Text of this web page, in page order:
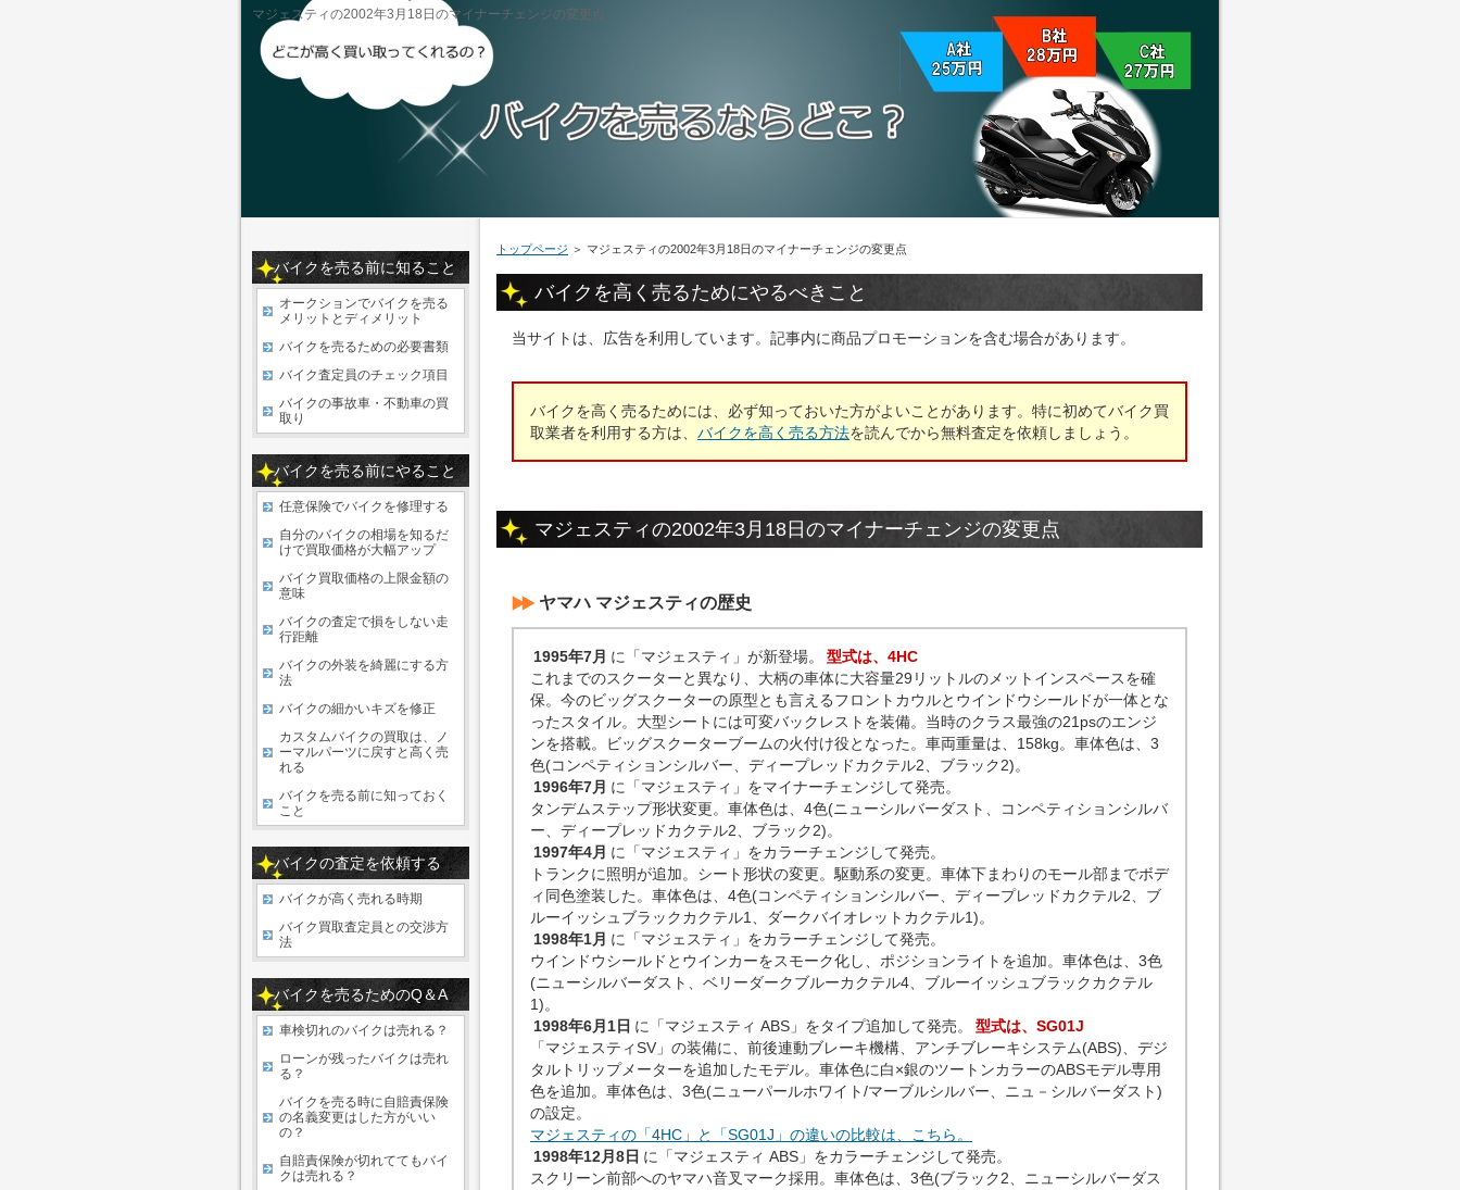
マジェスティの2002年3月18日のマイナーチェンジの変更点
トップページ ＞ マジェスティの2002年3月18日のマイナーチェンジの変更点
バイクを高く売るためにやるべきこと
当サイトは、広告を利用しています。記事内に商品プロモーションを含む場合があります。
バイクを高く売るためには、必ず知っておいた方がよいことがあります。特に初めてバイク買
取業者を利用する方は、 バイクを高く売る方法を読んでから無料査定を依頼しましょう。
マジェスティの2002年3月18日のマイナーチェンジの変更点
ヤマハ マジェスティの歴史
1995年7月 に「マジェスティ」が新登場。
型式は、4HC
これまでのスクーターと異なり、大柄の車体に大容量29リットルのメットインスペースを確
保。今のビッグスクーターの原型とも言えるフロントカウルとウインドウシールドが一体とな
ったスタイル。大型シートには可変バックレストを装備。当時のクラス最強の21psのエンジ
ンを搭載。ビッグスクーターブームの火付け役となった。車両重量は、158kg。車体色は、3
色(コンペティションシルバー、ディープレッドカクテル2、ブラック2)。
1996年7月 に「マジェスティ」をマイナーチェンジして発売。
タンデムステップ形状変更。車体色は、4色(ニューシルバーダスト、コンペティションシルバ
ー、ディープレッドカクテル2、ブラック2)。
1997年4月 に「マジェスティ」をカラーチェンジして発売。
トランクに照明が追加。シート形状の変更。駆動系の変更。車体下まわりのモール部までボデ
ィ同色塗装した。車体色は、4色(コンペティションシルバー、ディープレッドカクテル2、ブ
ルーイッシュブラックカクテル1、ダークバイオレットカクテル1)。
1998年1月 に「マジェスティ」をカラーチェンジして発売。
ウインドウシールドとウインカーをスモーク化し、ポジションライトを追加。車体色は、3色
(ニューシルバーダスト、ベリーダークブルーカクテル4、ブルーイッシュブラックカクテル
1)。
1998年6月1日 に「マジェスティ ABS」をタイプ追加して発売。
型式は、SG01J
「マジェスティSV」の装備に、前後連動ブレーキ機構、アンチブレーキシステム(ABS)、デジ
タルトリップメーターを追加したモデル。車体色に白×銀のツートンカラーのABSモデル専用
色を追加。車体色は、3色(ニューパールホワイト/マーブルシルバー、ニュ－シルバーダスト)
の設定。
マジェスティの「4HC」と「SG01J」の違いの比較は、こちら。
1998年12月8日 に「マジェスティ ABS」をカラーチェンジして発売。
スクリーン前部へのヤマハ音叉マーク採用。車体色は、3色(ブラック2、ニューシルバーダス
バイクを売る前に知ること
オークションでバイクを売る
メリットとディメリット
バイクを売るための必要書類
バイク査定員のチェック項目
バイクの事故車・不動車の買
取り
バイクを売る前にやること
任意保険でバイクを修理する
自分のバイクの相場を知るだ
けで買取価格が大幅アップ
バイク買取価格の上限金額の
意味
バイクの査定で損をしない走
行距離
バイクの外装を綺麗にする方
法
バイクの細かいキズを修正
カスタムバイクの買取は、ノ
ーマルパーツに戻すと高く売
れる
バイクを売る前に知っておく
こと
バイクの査定を依頼する
バイクが高く売れる時期
バイク買取査定員との交渉方
法
バイクを売るためのQ＆A
車検切れのバイクは売れる？
ローンが残ったバイクは売れ
る？
バイクを売る時に自賠責保険
の名義変更はした方がいい
の？
自賠責保険が切れててもバイ
クは売れる？